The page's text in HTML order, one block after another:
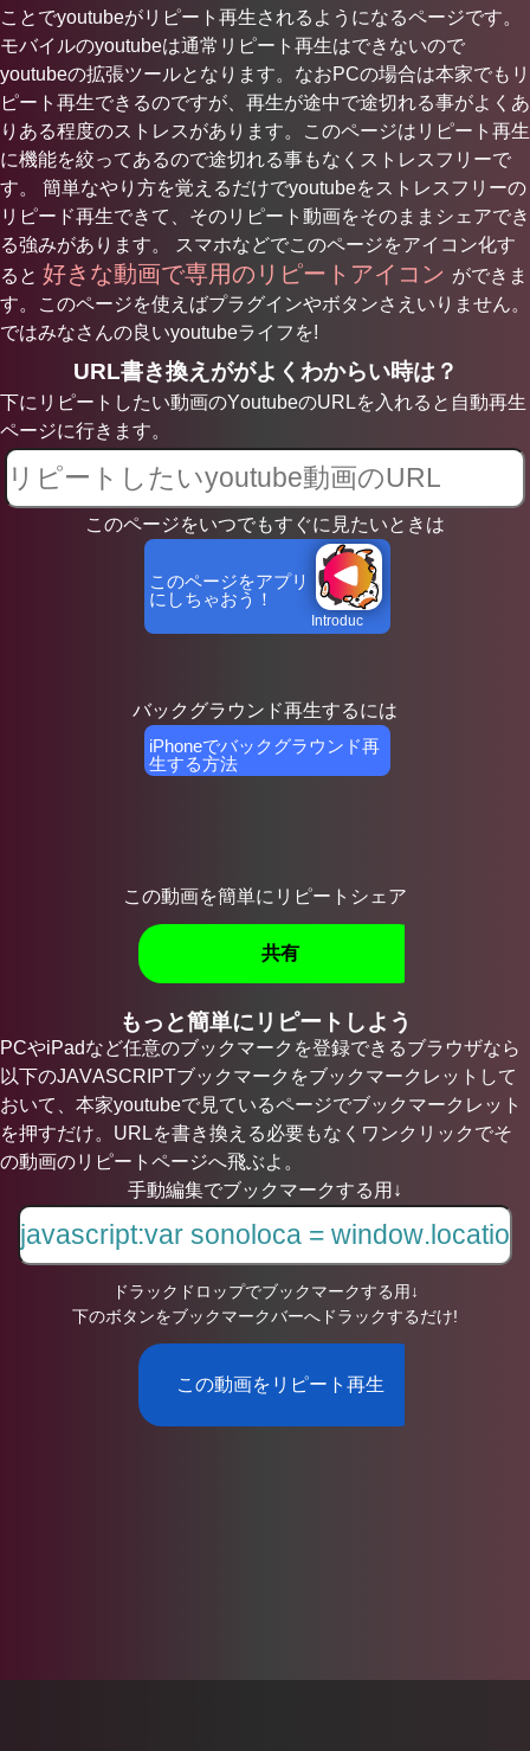
ことでyoutubeがリピート再生されるようになるページです。
モバイルのyoutubeは通常リピート再生はできないので
youtubeの拡張ツールとなります。なおPCの場合は本家でもリ
ピート再生できるのですが、再生が途中で途切れる事がよくあ
りある程度のストレスがあります。このページはリピート再生
に機能を絞ってあるので途切れる事もなくストレスフリーで
す。 簡単なやり方を覚えるだけでyoutubeをストレスフリーの
リピード再生できて、そのリピート動画をそのままシェアでき
る強みがあります。 スマホなどでこのページをアイコン化す
ると 好きな動画で専用のリピートアイコン ができま
す。このページを使えばプラグインやボタンさえいりません。
ではみなさんの良いyoutubeライフを!
URL書き換えががよくわからい時は？
下にリピートしたい動画のYoutubeのURLを入れると自動再生
ページに行きます。
このページをいつでもすぐに見たいときは
このページをアプリ
にしちゃおう！
Introduc
バックグラウンド再生するには
iPhoneでバックグラウンド再
生する方法
この動画を簡単にリピートシェア
共有
もっと簡単にリピートしよう
PCやiPadなど任意のブックマークを登録できるブラウザなら
以下のJAVASCRIPTブックマークをブックマークレットして
おいて、本家youtubeで見ているページでブックマークレット
を押すだけ。URLを書き換える必要もなくワンクリックでそ
の動画のリピートページへ飛ぶよ。
手動編集でブックマークする用↓
ドラックドロップでブックマークする用↓
下のボタンをブックマークバーへドラックするだけ!
この動画をリピート再生